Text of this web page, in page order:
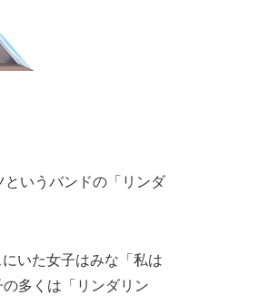
いうバンドの「リンダ
いた女子はみな「私は
多くは「リンダリン